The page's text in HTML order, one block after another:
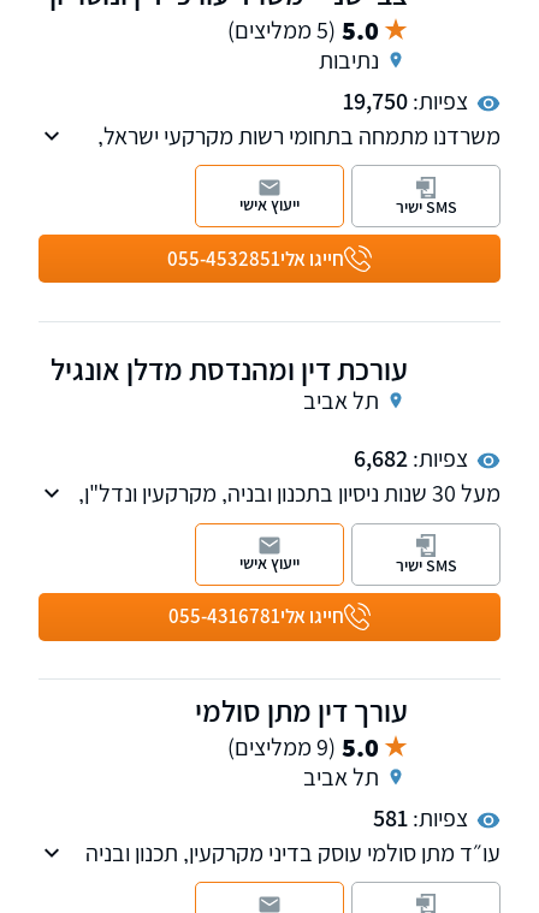
5.0 (5 ממליצים)
נתיבות
צפיות:19,750
משרדנו מתמחה בתחומי רשות מקרקעי ישראל,
המגזר החקלאי, דיני מושבים וקיבוצים, מקרקעין,
צוואות וירושות ומשפט מסחרי על כל רבדיו.
חייגו אלי055-4532851
SMS ישיר ייעוץ אישי
עורכת דין ומהנדסת מדלן אונגיל
תל אביב
צפיות:6,682
מעל 30 שנות ניסיון בתכנון ובניה, מקרקעין ונדל"ן,
רשויות, מינהלי.
חייגו אלי055-4316781
SMS ישיר ייעוץ אישי
עורך דין מתן סולמי
5.0 (9 ממליצים)
תל אביב
צפיות:581
עו״ד מתן סולמי עוסק בדיני מקרקעין, תכנון ובניה
והתחדשות עירונית, ומעניק ליווי משפטי מקיף